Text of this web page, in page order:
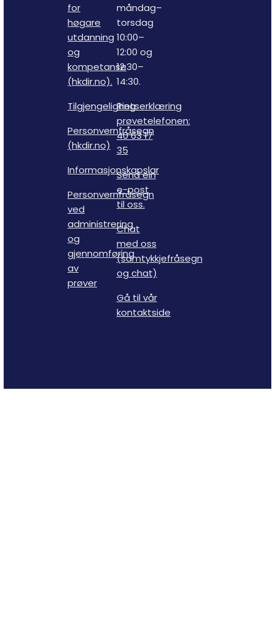
for
høgare
utdanning
og
kompetanse
(hkdir.no).
Tilgjengelighetserklæring
Personvernfråsegn
(hkdir.no)
Informasjonskapslar
Personvernfråsegn
ved
administrering
og
gjennomføring
av
prøver
måndag–
torsdag
10:00–
12:00 og
12:30–
14:30.
Ring
prøvetelefonen:
40 63 17
35
Send ein
e-post
til oss.
Chat
med oss
(samtykkjefråsegn
og chat)
Gå til vår
kontaktside